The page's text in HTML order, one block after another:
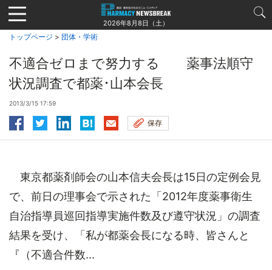
Jump
to
navigation
2026年8月8日（土）
トップページ > 団体・学術
不適合ゼロまで努力する 薬事法順守
状況調査で都薬･山本会長
2013/3/15 17:59
保存
東京都薬剤師会の山本信夫会長は15日の定例会見
で、前日の理事会で示された「2012年度薬事衛生
自治指導員巡回指導実施件数及び遵守状況」の調査
結果を受け、「私が都薬会長になる時、皆さんと
『（不適合件数...